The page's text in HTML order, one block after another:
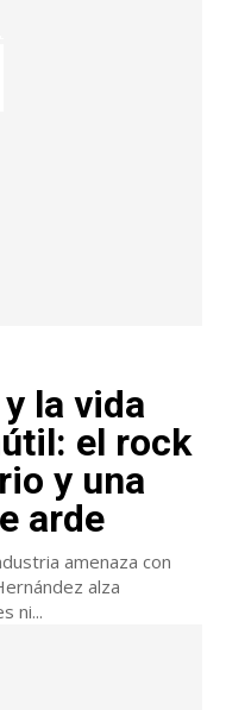
la vida
el rock
y una
arde
amenaza con
alza
ni...